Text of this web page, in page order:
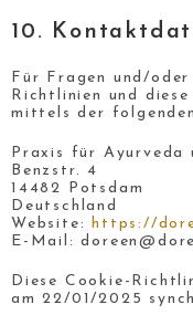
10.
Für Fragen und/
Richtlinien und
mittels der
Praxis für Ayurveda
Benzstr. 4
14482 Potsdam
Deutschland
Website:https://
E-Mail:doreen@
Diese Cookie-
am 22/01/2025